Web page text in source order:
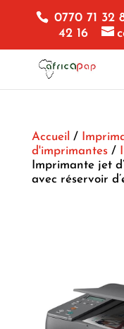
0770 71 32
42 16
Accueil /
d'imprimantes/
Imprimante jet
avec réservoir